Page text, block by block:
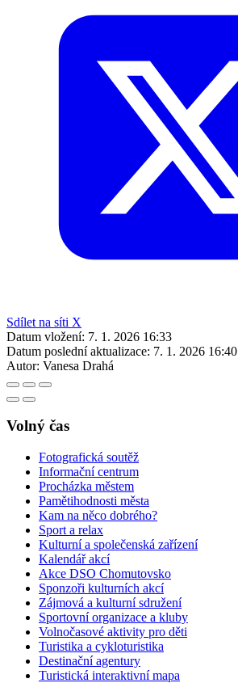
Sdílet na síti X
Datum vložení: 7. 1. 2026 16:33
Datum poslední aktualizace: 7. 1. 2026 16:40
Autor: Vanesa Drahá
Volný čas
Fotografická soutěž
Informační centrum
Procházka městem
Pamětihodnosti města
Kam na něco dobrého?
Sport a relax
Kulturní a společenská zařízení
Kalendář akcí
Akce DSO Chomutovsko
Sponzoři kulturních akcí
Zájmová a kulturní sdružení
Sportovní organizace a kluby
Volnočasové aktivity pro děti
Turistika a cykloturistika
Destinační agentury
Turistická interaktivní mapa